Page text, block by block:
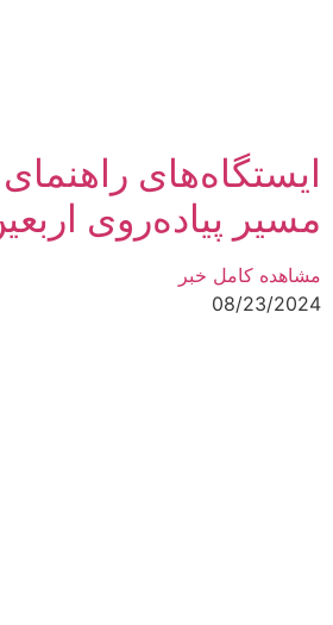
ایستگاه‌های راهنمای
مسیر پیاده‌روی
مشاهده کامل خبر
08/23/2024